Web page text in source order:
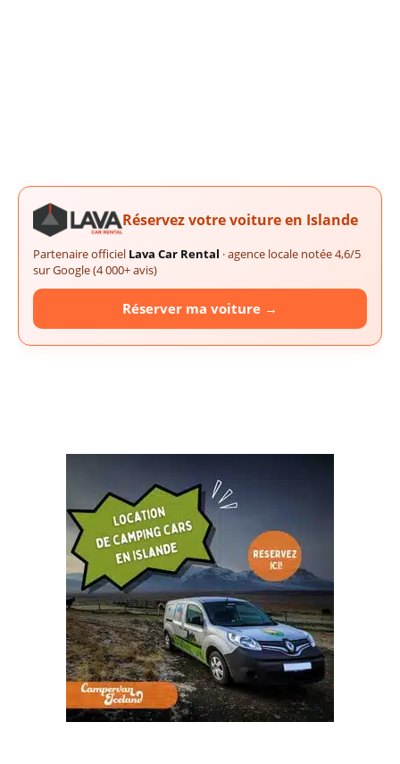
Réservez votre voiture en Islande
Partenaire officiel Lava Car Rental · agence locale notée 4,6/5
sur Google (4 000+ avis)
Réserver ma voiture →